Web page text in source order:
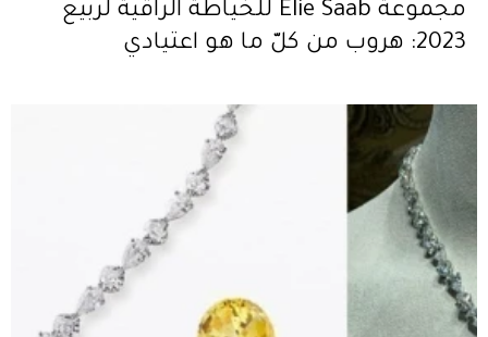
مجموعة Elie Saab للخياطة الراقية لربيع
2023: هروب من كلّ ما هو اعتيادي